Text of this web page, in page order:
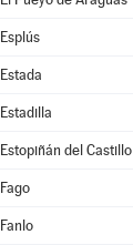
Esplús
Estada
Estadilla
Estopiñán del Castillo
Fago
Fanlo